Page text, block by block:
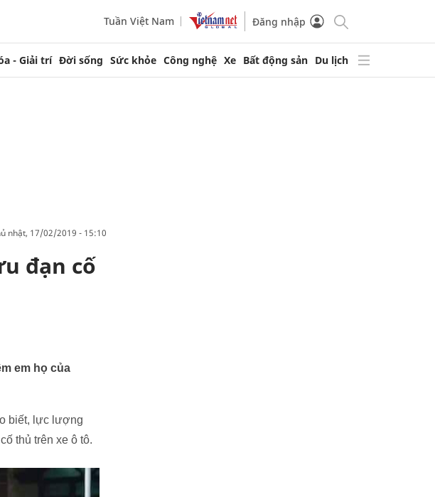
Tuần Việt Nam Đăng nhập
- Giải trí Đời sống Sức khỏe Công nghệ Xe Bất động sản Du lịch
nhật, 17/02/2019 - 15:10
đạn cố
em họ của
biết, lực lượng
thủ trên xe ô tô.